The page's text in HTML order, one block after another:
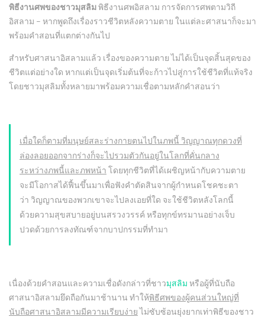
พิธีงานศพของชาวมุสลิมพิธีงานศพอิสลาม การจัดการศพตามวิถี
อิสลาม – หากพูดถึงเรื่องราวชีวิตหลังความตาย ในแต่ละศาสนาก็จะมา
พร้อมคำสอนที่แตกต่างกันไป
สำหรับศาสนาอิสลามแล้ว เรื่องของความตาย ไม่ได้เป็นจุดสิ้นสุดของ
ชีวิตแต่อย่างใด หากแต่เป็นจุดเริ่มต้นที่จะก้าวไปสู่การใช้ชีวิตที่แท้จริง
โดยชาวมุสลิมทั้งหลายมาพร้อมความเชื่อตามหลักคำสอนว่า
เมื่อใดก็ตามที่มนุษย์สละร่างกายตนไปในภพนี้ วิญญาณทุกดวงที่
ล่องลอยออกจากร่างก็จะไปรวมตัวกันอยู่ในโลกที่คั่นกลาง
ระหว่างภพนี้และภพหน้า โดยทุกชีวิตที่ได้เผชิญหน้ากับความตาย
จะมีโอกาสได้ฟื้นขึ้นมาเพื่อฟังคำตัดสินจากผู้กำหนดโชคชะตา
ว่า วิญญาณของพวกเขาจะไปลงเอยที่ใด จะใช้ชีวิตหลังโลกนี้
ด้วยความสุขสบายอยู่บนสรวงวรรค์ หรือทุกข์ทรมานอย่างเจ็บ
ปวดด้วยการลงทัณฑ์จากบาปกรรมที่ทำมา
เนื่องด้วยคำสอนและความเชื่อดังกล่าวที่ชาวมุสลิม หรือผู้ที่นับถือ
ศาสนาอิสลามยึดถือกันมาช้านาน ทำให้พิธีศพของผู้คนส่วนใหญ่ที่
นับถือศาสนาอิสลามมีความเรียบง่ายไม่ซับซ้อนยุ่งยากเท่าพิธีของชาว